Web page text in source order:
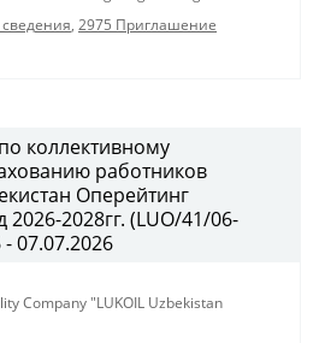
, 2975 Приглашение
коллективному
работников
Оперейтинг
2028гг. (LUO/41/06-
07.07.2026
Company "LUKOIL Uzbekistan